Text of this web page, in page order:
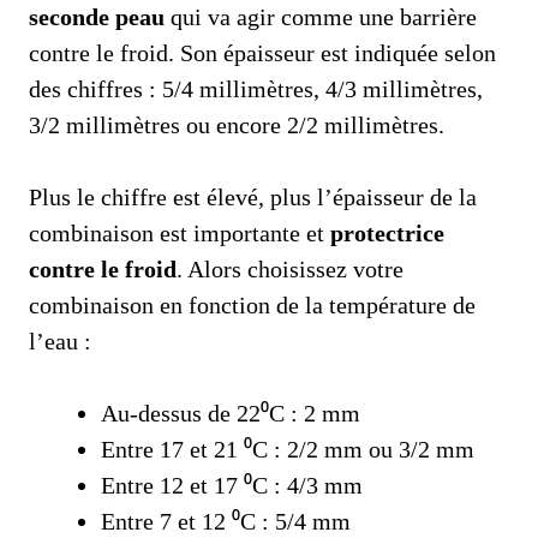
seconde peau qui va agir comme une barrière
contre le froid. Son épaisseur est indiquée selon
des chiffres : 5/4 millimètres, 4/3 millimètres,
3/2 millimètres ou encore 2/2 millimètres.
Plus le chiffre est élevé, plus l’épaisseur de la
combinaison est importante et protectrice
contre le froid. Alors choisissez votre
combinaison en fonction de la température de
l’eau :
Au-dessus de 22⁰C : 2 mm
Entre 17 et 21 ⁰C : 2/2 mm ou 3/2 mm
Entre 12 et 17 ⁰C : 4/3 mm
Entre 7 et 12 ⁰C : 5/4 mm